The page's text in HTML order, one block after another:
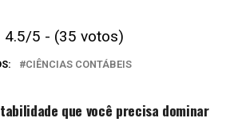
4.5/5 - (35 votos)
CIÊNCIAS CONTÁBEIS
que você precisa dominar